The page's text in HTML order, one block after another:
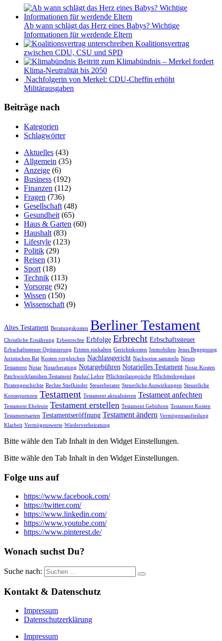
Ab wann schlägt das Herz eines Babys? Wichtige
Informationen für werdende Eltern
Koalitionsvertrag
zwischen CDU, CSU und SPD
Beitritt zum Klimabündnis – Merkel fordert
Klima-Neutralität bis 2050
Nachfolgerin von Merkel: CDU-Cheffin erhöht
Militärausgaben
Beiträge nach
Kategorien
Schlagwörter
Aktuelles (43)
Allgemein (35)
Anzeige (6)
Business (192)
Finanzen (112)
Fragen (736)
Gesellschaft (48)
Gesundheit (65)
Haus & Garten (60)
Haushalt (83)
Lifestyle (123)
Politik (29)
Reisen (31)
Sport (18)
Technik (113)
Vorsorge (92)
Wissen (150)
Wissenschaft (9)
Altes Testament Beratungskosten Berliner Testament
Christliche Ernährung Erbenrechte Erbfolge Erbrecht Erbschaftssteuer
Erbschaftssteuer Optimierung Fristen einhalten Gerichtskosten Immobilien Jesus Begegnung
Juristischen Rat Kosten vergleichen Nachlassgericht Nachweise sammeln Neues
Testament Notar Notarberatung Notargebühren Notarielles Testament Notar Kosten
Patchworkfamilien Testament Paulus' Lehre Pflichtteilansprüche Pflichtteilregelung
Piratengeschichte Rechte Stiefkinder Steuerberater Steuerliche Auswirkungen Steuerliche
Konsequenzen Testament Testament aktualisieren Testament anfechten
Testament Eheleute Testament erstellen Testament Gebühren Testament Kosten
Testamentsarten Testamentseröffnung Testament ändern Vermögensaufteilung
Klarheit Vermögenswerte Wiederverheiratung
Bitte wähle den Tab Inhalt in den Widget Einstellungen.
Bitte wähle den Tab Inhalt in den Widget Einstellungen.
Folge uns auf
https://www.facebook.com/
https://twitter.com/
https://www.linkedin.com/
https://www.youtube.com/
https://www.pinterest.de/
Wonach suchst Du?
Suche nach:
Kontakt & Datenschutz
Impressum
Datenschutzerklärung
Impressum